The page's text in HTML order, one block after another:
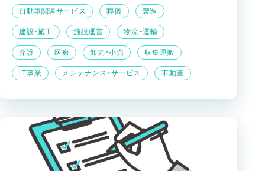
IT事業 メンテナンス・サービス 不動産
介護 医療 卸売・小売 収集運搬
建設・施工 施設運営 物流・運輸
自動車関連サービス 葬儀 製造